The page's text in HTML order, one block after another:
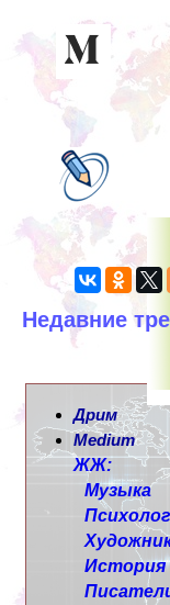
Недавние
Дрим
Medium
ЖЖ:
Музыка
История